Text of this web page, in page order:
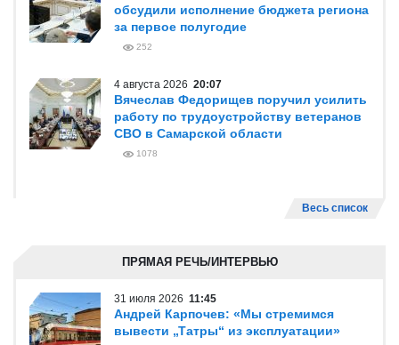
обсудили исполнение бюджета региона
за первое полугодие
252
4 августа 2026 20:07
Вячеслав Федорищев поручил усилить
работу по трудоустройству ветеранов
СВО в Самарской области
1078
Весь список
ПРЯМАЯ РЕЧЬ/ИНТЕРВЬЮ
31 июля 2026 11:45
Андрей Карпочев: «Мы стремимся
вывести „Татры“ из эксплуатации»